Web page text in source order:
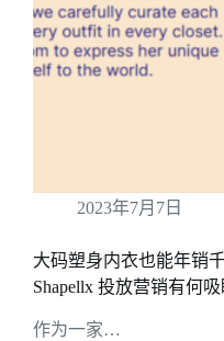
2023年7月7日
大码塑身内衣也能年销
Shapellx 投放营销有何吸
作为一家…